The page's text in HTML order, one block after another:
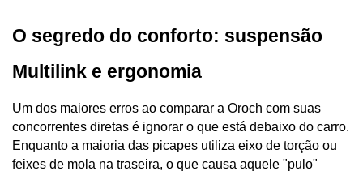
O segredo do conforto: suspensão
Multilink e ergonomia
Um dos maiores erros ao comparar a Oroch com suas
concorrentes diretas é ignorar o que está debaixo do carro.
Enquanto a maioria das picapes utiliza eixo de torção ou
feixes de mola na traseira, o que causa aquele "pulo"